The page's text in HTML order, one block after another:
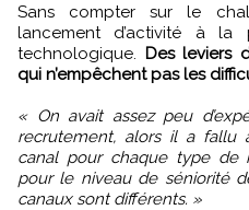
Sans compter sur le
lancement d’activité à
technologique. Des leviers
qui n’empêchent pas les
« On avait assez peu
recrutement, alors il a fallu
canal pour chaque type de
pour le niveau de séniorité
canaux sont différents. »